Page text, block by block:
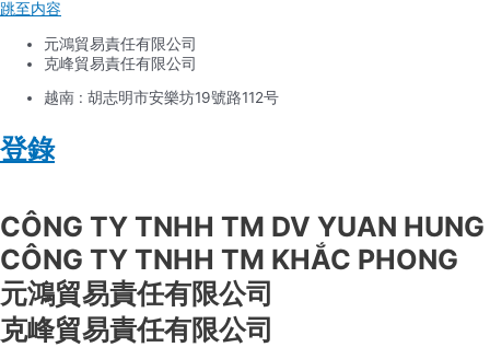
跳至内容
元鴻貿易責任有限公司
克峰貿易責任有限公司
越南 : 胡志明市安樂坊19號路112号
登錄
CÔNG TY TNHH TM DV YUAN HUNG
CÔNG TY TNHH TM KHẮC PHONG
元鴻貿易責任有限公司
克峰貿易責任有限公司